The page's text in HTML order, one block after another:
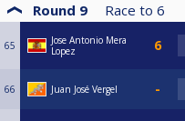
Round 9 Race to 6
65
Jose Antonio Mera
Lopez
66 Juan José Vergel